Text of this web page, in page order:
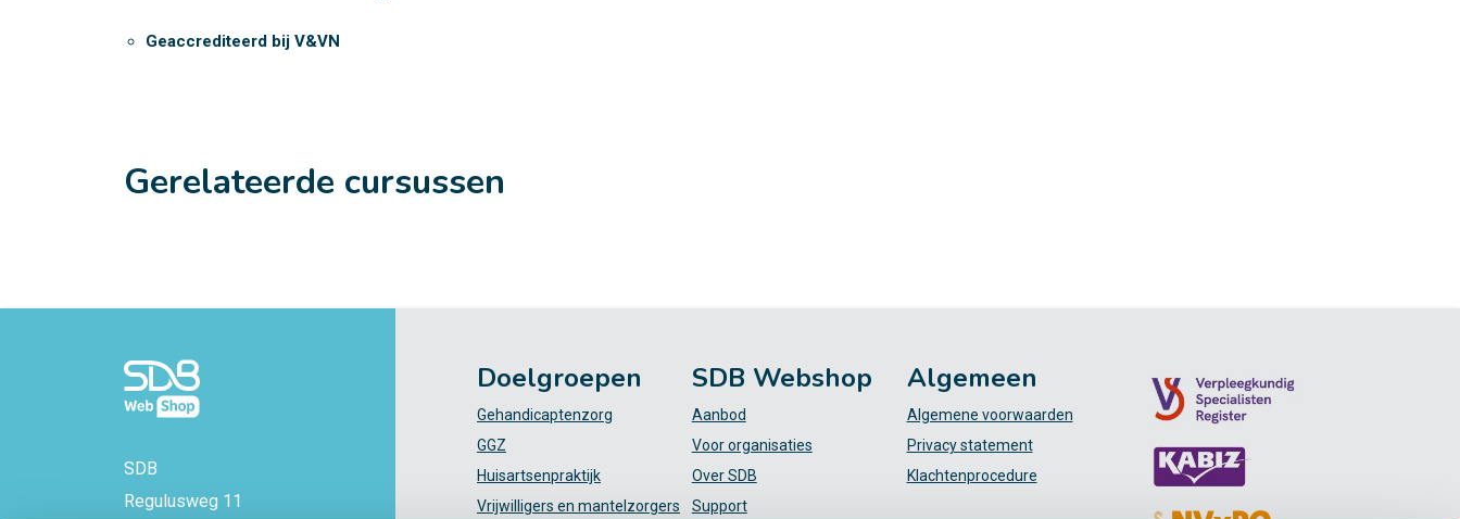
Geaccrediteerd bij V&VN
Gerelateerde cursussen
SDB
Regulusweg 11
Doelgroepen
Gehandicaptenzorg
GGZ
Huisartsenpraktijk
Vrijwilligers en mantelzorgers
SDB Webshop
Aanbod
Voor organisaties
Over SDB
Support
Algemeen
Algemene voorwaarden
Privacy statement
Klachtenprocedure